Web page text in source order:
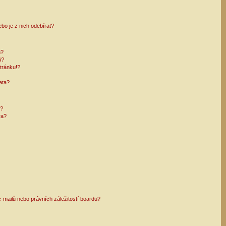
je z nich odebírat?
nebo právních záležitostí boardu?